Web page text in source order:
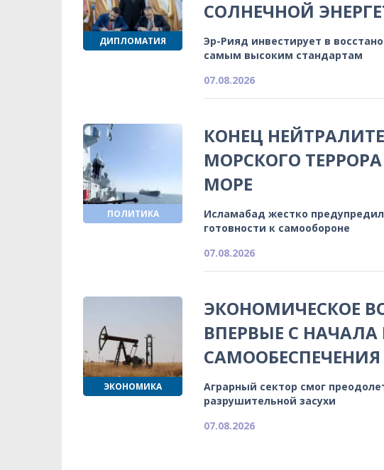
ДИПЛОМАТИЯ
СОЛНЕЧНОЙ
Эр-Рияд инвестирует в
самым высоким стандартам
07.08.2026
ПОЛИТИКА
КОНЕЦ
МОРСКОГО
МОРЕ
Исламабад жестко
готовности к самообороне
07.08.2026
ЭКОНОМИКА
ЭКОНОМИЧЕСКОЕ
ВПЕРВЫЕ С
Аграрный сектор смог
разрушительной засухи
07.08.2026